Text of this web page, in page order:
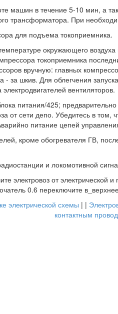
машин в течение 5-10 мин, а
трансформатора. При
для подъема токоприемника.
окружающего
токоприемника
вручную: главных
- за шкив. Для облегчения
вентиляторов.
питания/425;
от сети депо. Убедитесь в
питание цепей
кроме обогревателя ГВ,
и локомотивной
электровоз от электрической
0.6 переключите
электрической схемы | |
контактным